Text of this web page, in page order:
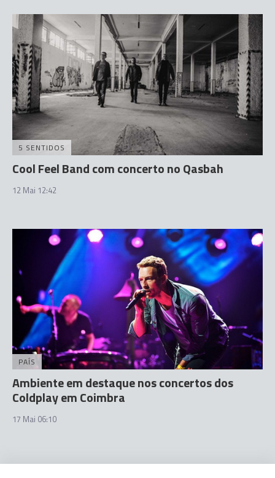
5 SENTIDOS
Cool Feel Band com concerto no Qasbah
12 Mai 12:42
PAÍS
Ambiente em destaque nos concertos dos
Coldplay em Coimbra
17 Mai 06:10